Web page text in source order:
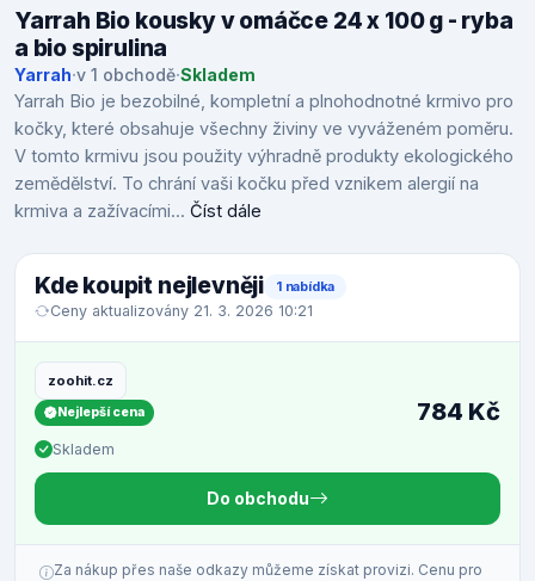
Yarrah Bio kousky v omáčce 24 x 100 g - ryba
a bio spirulina
Yarrah·v 1 obchodě·Skladem
Yarrah Bio je bezobilné, kompletní a plnohodnotné krmivo pro
kočky, které obsahuje všechny živiny ve vyváženém poměru.
V tomto krmivu jsou použity výhradně produkty ekologického
zemědělství. To chrání vaši kočku před vznikem alergií na
krmiva a zažívacími... Číst dále
Kde koupit nejlevněji 1 nabídka
Ceny aktualizovány 21. 3. 2026 10:21
zoohit.cz
Nejlepší cena
Skladem
784 Kč
Do obchodu
Za nákup přes naše odkazy můžeme získat provizi. Cenu pro